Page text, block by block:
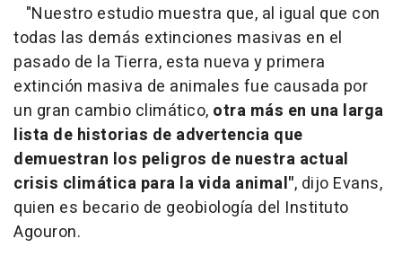
"Nuestro estudio muestra que, al igual que con
todas las demás extinciones masivas en el
pasado de la Tierra, esta nueva y primera
extinción masiva de animales fue causada por
un gran cambio climático, otra más en una larga
lista de historias de advertencia que
demuestran los peligros de nuestra actual
crisis climática para la vida animal", dijo Evans,
quien es becario de geobiología del Instituto
Agouron.